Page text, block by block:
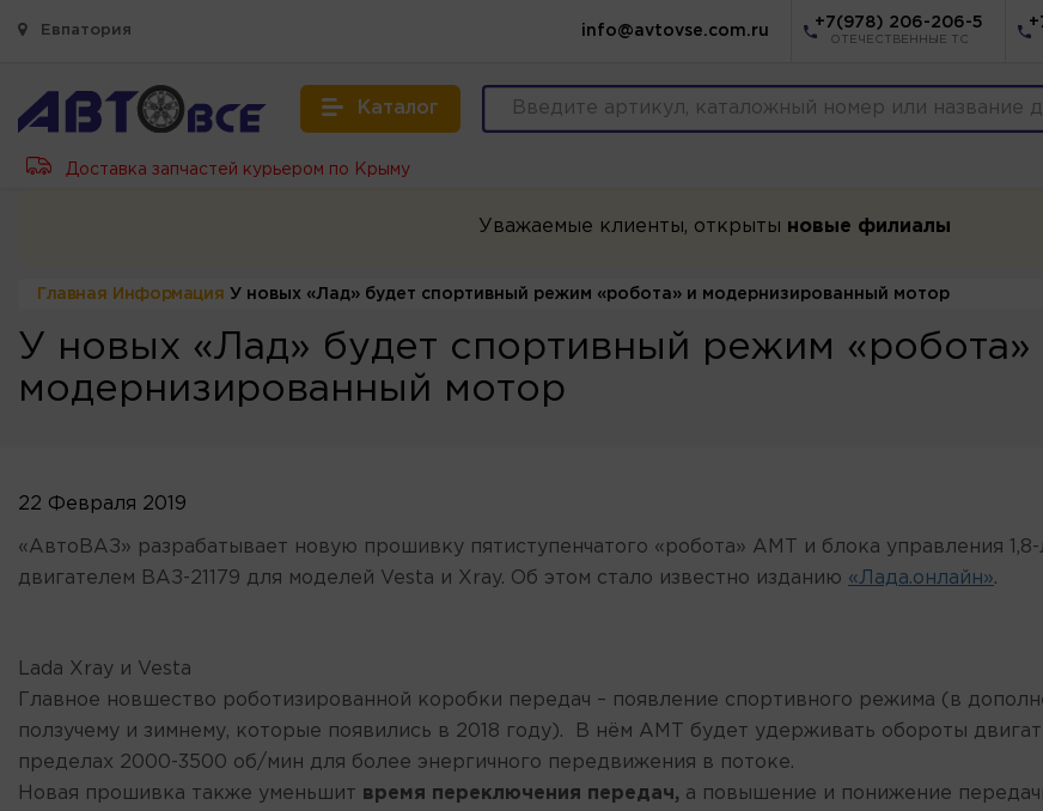
Евпатория info@avtovse.com.ru
+7(978) 206-206-5
ОТЕЧЕСТВЕННЫЕ ТС
Каталог
Доставка запчастей курьером по Крыму
Уважаемые клиенты, открыты новые филиалы
Главная Информация У новых «Лад» будет спортивный режим «робота» и модернизированный мотор
У новых «Лад» будет спортивный режим «робота»
модернизированный мотор
22 Февраля 2019
«АвтоВАЗ» разрабатывает новую прошивку пятиступенчатого «робота» АМТ и блока управления
двигателем ВАЗ-21179 для моделей Vesta и Xray. Об этом стало известно изданию «Лада.онлайн».
Lada Xray и Vesta
Главное новшество роботизированной коробки передач – появление спортивного режима (в
ползучему и зимнему, которые появились в 2018 году). В нём АМТ будет удерживать обороты
пределах 2000-3500 об/мин для более энергичного передвижения в потоке.
Новая прошивка также уменьшит время переключения передач, а повышение и понижение